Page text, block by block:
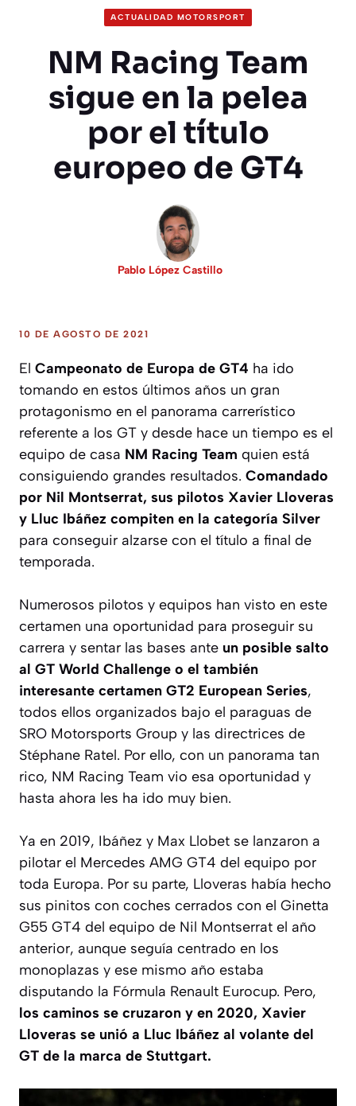
ACTUALIDAD MOTORSPORT
NM Racing Team
sigue en la pelea
por el título
europeo de GT4
Pablo López Castillo
10 DE AGOSTO DE 2021
El Campeonato de Europa de GT4 ha ido
tomando en estos últimos años un gran
protagonismo en el panorama carrerístico
referente a los GT y desde hace un tiempo es el
equipo de casa NM Racing Team quien está
consiguiendo grandes resultados. Comandado
por Nil Montserrat, sus pilotos Xavier Lloveras
y Lluc Ibáñez compiten en la categoría Silver
para conseguir alzarse con el título a final de
temporada.
Numerosos pilotos y equipos han visto en este
certamen una oportunidad para proseguir su
carrera y sentar las bases ante un posible salto
al GT World Challenge o el también
interesante certamen GT2 European Series,
todos ellos organizados bajo el paraguas de
SRO Motorsports Group y las directrices de
Stéphane Ratel. Por ello, con un panorama tan
rico, NM Racing Team vio esa oportunidad y
hasta ahora les ha ido muy bien.
Ya en 2019, Ibáñez y Max Llobet se lanzaron a
pilotar el Mercedes AMG GT4 del equipo por
toda Europa. Por su parte, Lloveras había hecho
sus pinitos con coches cerrados con el Ginetta
G55 GT4 del equipo de Nil Montserrat el año
anterior, aunque seguía centrado en los
monoplazas y ese mismo año estaba
disputando la Fórmula Renault Eurocup. Pero,
los caminos se cruzaron y en 2020, Xavier
Lloveras se unió a Lluc Ibáñez al volante del
GT de la marca de Stuttgart.